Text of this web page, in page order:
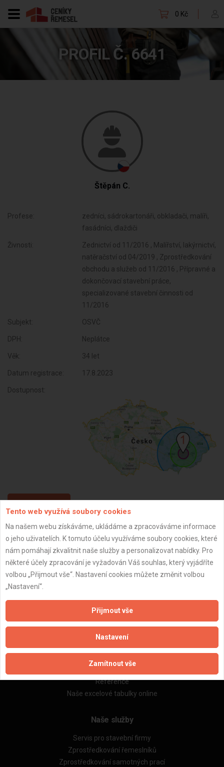
0 Kč
PROFIL Č. 6641
Štěpán C.
Profese:
zedníci, sádrokartonáři, obkladači, malíři,
fasádníci, dlaždiči
Živnosti:
Zednictví od 11/2016 , Malířství, lakýrnictví,
natěračství od 04/2019 , Zprostředkování
obchodu a služeb od 11/2016 , Přípravné a
dokončovací stavební práce,
specializované stavební činnosti od
11/2016
Subjekt: OSVČ
DPH: Neplátce
Věk: 34 let
Datum registrace: 17.8.2023
Dostupnost:
ZPĚT
Aktualizováno z portálu ARES dne 01.12.2025 13:15:02
Naše firmy a řemeslníci
Zpracování a ochrana osobních údajů
Reference
Naše excelové tabulky online
Naše služby
Servis pro stavební firmy
Zprostředkování řemeslníků
Zprostředkování samotných prací
Tento web využívá soubory cookies
Na našem webu získáváme, ukládáme a zpracováváme informace
o jeho uživatelích. K tomuto účelu využíváme soubory cookies, které
nám pomáhají zkvalitnit naše služby a personalizovat nabídky. Pro
některé účely zpracování je vyžadován Váš souhlas, který vyjádříte
volbou „Přijmout vše“. Nastavení cookies můžete změnit volbou
„Nastavení“.
Přijmout vše
Nastavení
Zamítnout vše